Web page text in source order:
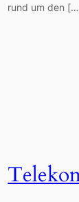
rund um den